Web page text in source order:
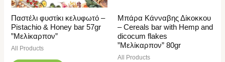
Παστέλι φυστίκι κελυφωτό –
Pistachio & Honey bar 57gr
”Μελίκαρπον”
All Products
Μπάρα Κάνναβης Δίκοκκου
– Cereals bar with Hemp and
dicocum flakes
”Μελίκαρπον” 80gr
All Products